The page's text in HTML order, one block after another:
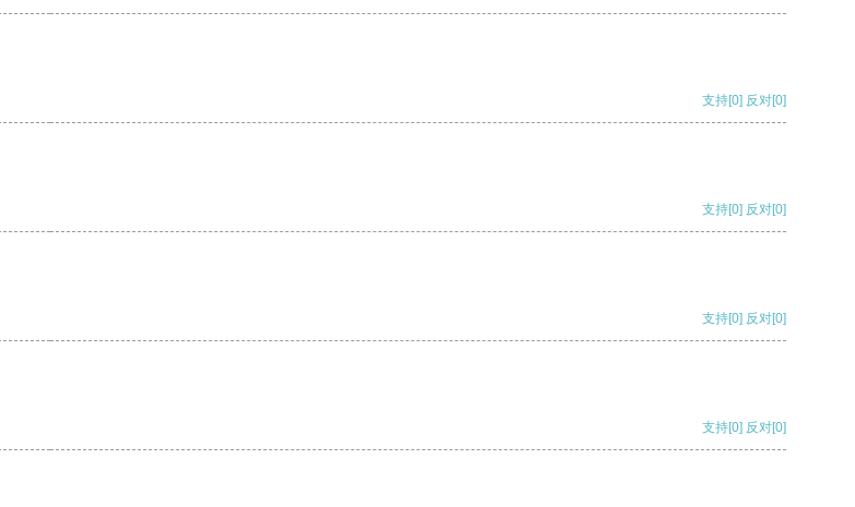
支持[0] 反对[0]
支持[0] 反对[0]
支持[0] 反对[0]
支持[0] 反对[0]